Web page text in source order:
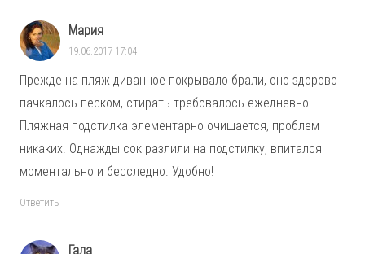
Мария
19.06.2017 17:04
Прежде на пляж диванное покрывало брали, оно здорово
пачкалось песком, стирать требовалось ежедневно.
Пляжная подстилка элементарно очищается, проблем
никаких. Однажды сок разлили на подстилку, впитался
моментально и бесследно. Удобно!
Ответить
Гала